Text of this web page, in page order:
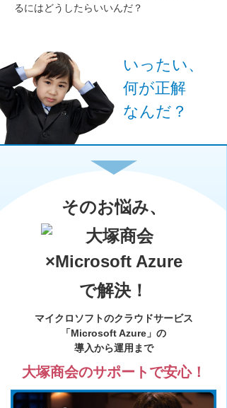
るにはどうしたらいいんだ？
いったい、
何が正解
なんだ？
そのお悩み、
で解決！
マイクロソフトのクラウドサービス
「Microsoft Azure」の
導入から運用まで
大塚商会のサポートで安心！